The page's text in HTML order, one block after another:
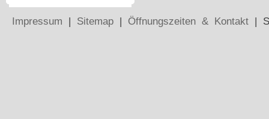
Impressum | Sitemap | Öffnungszeiten & Kontakt |